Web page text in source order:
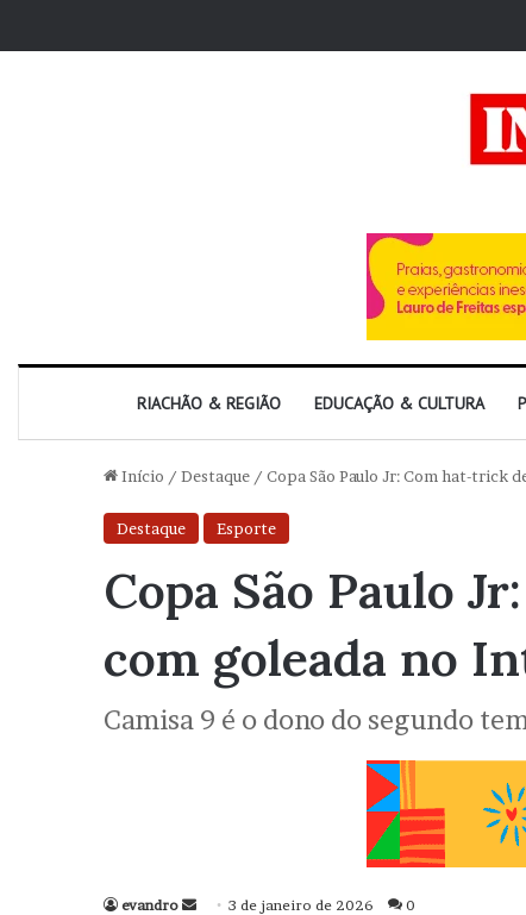
RIACHÃO & REGIÃO EDUCAÇÃO & CULTURA
Início / Destaque / Copa São Paulo Jr: Com hat-trick
Destaque Esporte
Copa São Paulo
com goleada no
Camisa 9 é o dono do segundo
evandro
Mande3 de janeiro de 2026 0